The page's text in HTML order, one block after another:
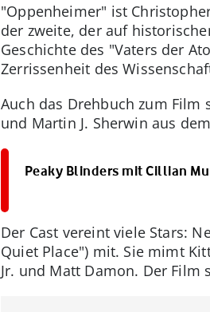
"Oppenheimer" ist
der zweite, der auf
Geschichte des "Vaters der
Zerrissenheit des
Auch das Drehbuch zum Film
und Martin J. Sherwin aus
Peaky Blinders mit Cillian
Der Cast vereint viele Stars:
Quiet Place") mit. Sie mimt
Jr. und Matt Damon. Der Film